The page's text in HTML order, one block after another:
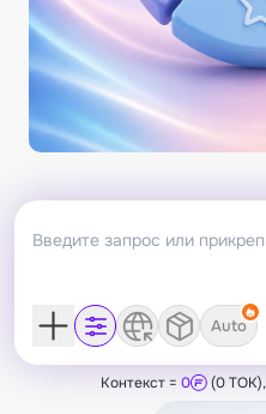
Auto
Контекст = 0 (0